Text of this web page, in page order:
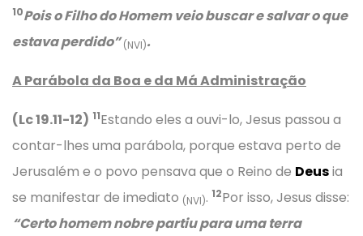
10Pois o Filho do Homem veio buscar e salvar o que
estava perdido”(NVI).
A Parábola da Boa e da Má Administração
(Lc 19.11-12) 11Estando eles a ouvi-lo, Jesus passou a
contar-lhes uma parábola, porque estava perto de
Jerusalém e o povo pensava que o Reino de Deusia
se manifestar de imediato (NVI). 12Por isso, Jesus disse:
“Certo homem nobre partiu para uma terra